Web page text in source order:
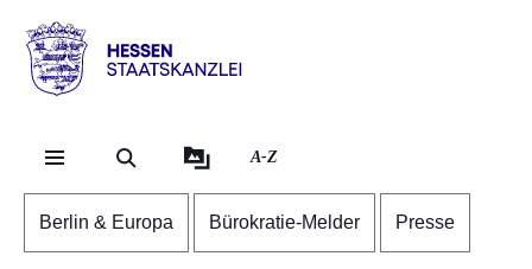
Hessen
Staatskanzlei
A-Z
Berlin & Europa Bürokratie-Melder Presse